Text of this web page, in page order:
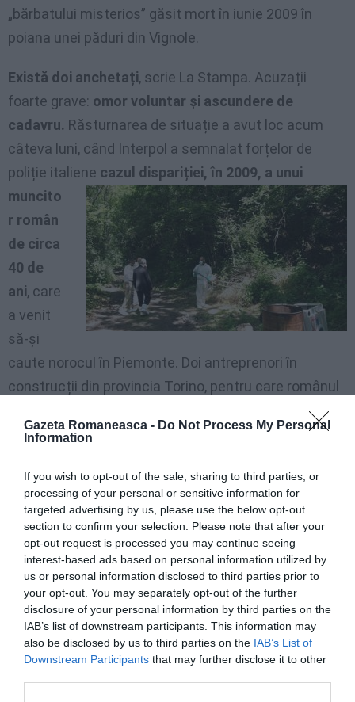
Gazeta Romaneasca - Do Not Process My Personal
Information
If you wish to opt-out of the sale, sharing to third parties, or
processing of your personal or sensitive information for
targeted advertising by us, please use the below opt-out
section to confirm your selection. Please note that after your
opt-out request is processed you may continue seeing
interest-based ads based on personal information utilized by
us or personal information disclosed to third parties prior to
your opt-out. You may separately opt-out of the further
disclosure of your personal information by third parties on the
IAB’s list of downstream participants. This information may
also be disclosed by us to third parties on the IAB’s List of
Downstream Participants that may further disclose it to other
„bărbatului misterios” găsit mort în iunie 2009 în
poiana unei păduri din Vignole.
Există doi anchetați, scrie La Stampa. Acuzații
foarte grave: omor voluntar și ascundere de
cadavru. Răsturnarea de situație a avut loc acum
câteva luni, când Interpol a semnalat forțelor de
poliție italiene cazul dispariției, în 2009, a unui
muncito
r român
de circa
40 de
ani, care
a venit
să-și
caute norocul în Piemonte. Doi antreprenori în
construcții din provincia Torino, pentru care românul
ar fi lucrat „la negru” în diferite perioade de timp, au
fost acum înscriși în registrul anchetaților.
Găsirea corpului s-a întâmplat într-o duminică
dimineața: doi vânători au observat un cadavru în
stare avansată de descompunere, în poziție întinsă,
cu fața de nerecunoscut. Autopsia a indicat drept
cauză a decesului „zdrobirea cutiei toracice”. Un
sfârșit compatibil cu ocădere accidentală, un
accident de muncădar și cu unomor.
Citește și: